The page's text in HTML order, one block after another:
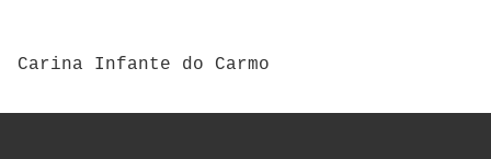
Carina Infante do Carmo